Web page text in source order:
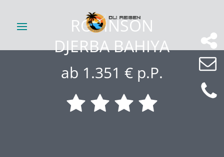
ROBINSON
DJERBA BAHIYA
ab 1.351 € p.P.